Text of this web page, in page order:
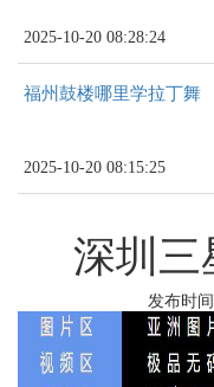
2025-10-20 08:28:24
福州鼓楼哪里学拉丁舞
2025-10-20 08:15:25
深圳
发布时